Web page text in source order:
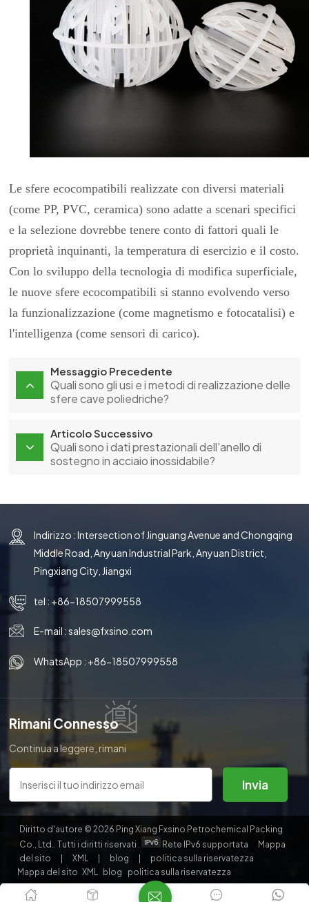
Le sfere ecocompatibili realizzate con diversi materiali
(come PP, PVC, ceramica) sono adatte a scenari specifici
e la selezione dovrebbe tenere conto di fattori quali le
proprietà inquinanti, la temperatura di esercizio e il costo.
Con lo sviluppo della tecnologia di modifica superficiale,
le nuove sfere ecocompatibili si stanno evolvendo verso
la funzionalizzazione (come magnetismo e fotocatalisi) e
l'intelligenza (come sensori di carico).
Messaggio Precedente
Quali sono gli usi e i metodi di realizzazione delle
sfere cave poliedriche?
Articolo Successivo
Quali sono i dati prestazionali dell'anello di
sostegno in acciaio inossidabile?
Indirizzo : Intersection of Jinguang Avenue and Chongqing
Middle Road, Anyuan Industrial Park, Anyuan District,
Pingxiang City, Jiangxi
tel : +86-18507999558
E-mail :sales@fxsino.com
WhatsApp : +86-18507999558
Rimani Connesso
Continua a leggere, rimani
aggiornato, iscriviti e ti
invitiamo a dirci cosa ne pensi.
Invia
Diritto d'autore © 2026 Ping Xiang Fxsino Petrochemical Packing
Co., Ltd.. Tutti i diritti riservati .
Rete IPv6 supportata
Mappa
del sito
XML blog
politica sulla riservatezza
Mappa del sito XML blog politica sulla riservatezza